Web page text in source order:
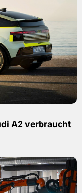
A2 verbraucht